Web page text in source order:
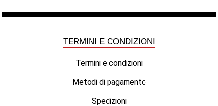
TERMINI E CONDIZIONI
Termini e condizioni
Metodi di pagamento
Spedizioni